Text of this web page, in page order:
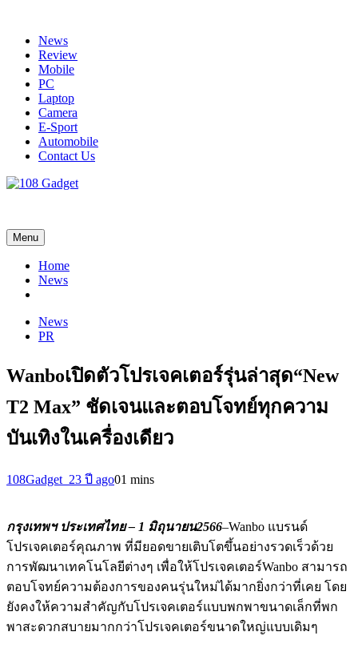
contentNews
Review
Mobile
PC
Laptop
Camera
E-Sport
Automobile
Contact Us
Menu
Home
News
News
PR
Wanboเปิดตัวโปรเจคเตอร์รุ่นล่าสุด“New
T2 Max” ชัดเจนและตอบโจทย์ทุกความ
บันเทิงในเครื่องเดียว
108Gadget_23 ปี ago01 mins
กรุงเทพฯ ประเทศไทย– 1 มิถุนายน2566–Wanbo แบรนด์
โปรเจคเตอร์คุณภาพ ที่มียอดขายเติบโตขึ้นอย่างรวดเร็วด้วย
การพัฒนาเทคโนโลยีต่างๆ เพื่อให้โปรเจคเตอร์Wanbo สามารถ
ตอบโจทย์ความต้องการของคนรุ่นใหม่ได้มากยิ่งกว่าที่เคย โดย
ยังคงให้ความสำคัญกับโปรเจคเตอร์แบบพกพาขนาดเล็กที่พก
พาสะดวกสบายมากกว่าโปรเจคเตอร์ขนาดใหญ่แบบเดิมๆ